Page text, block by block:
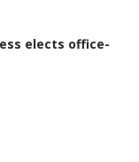
elects office-